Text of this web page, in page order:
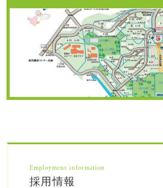
Employment information
採用情報